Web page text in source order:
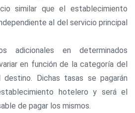
similar que el establecimiento
al del servicio principal
adicionales en determinados
en función de la categoría del
Dichas tasas se pagarán
hotelero y será el
de pagar los mismos.